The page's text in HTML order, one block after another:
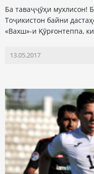
Ба таваҷҷӯҳи мухлисон!
Тоҷикистон байни
«Вахш»-и Қӯрғонтеппа,
13.05.2017